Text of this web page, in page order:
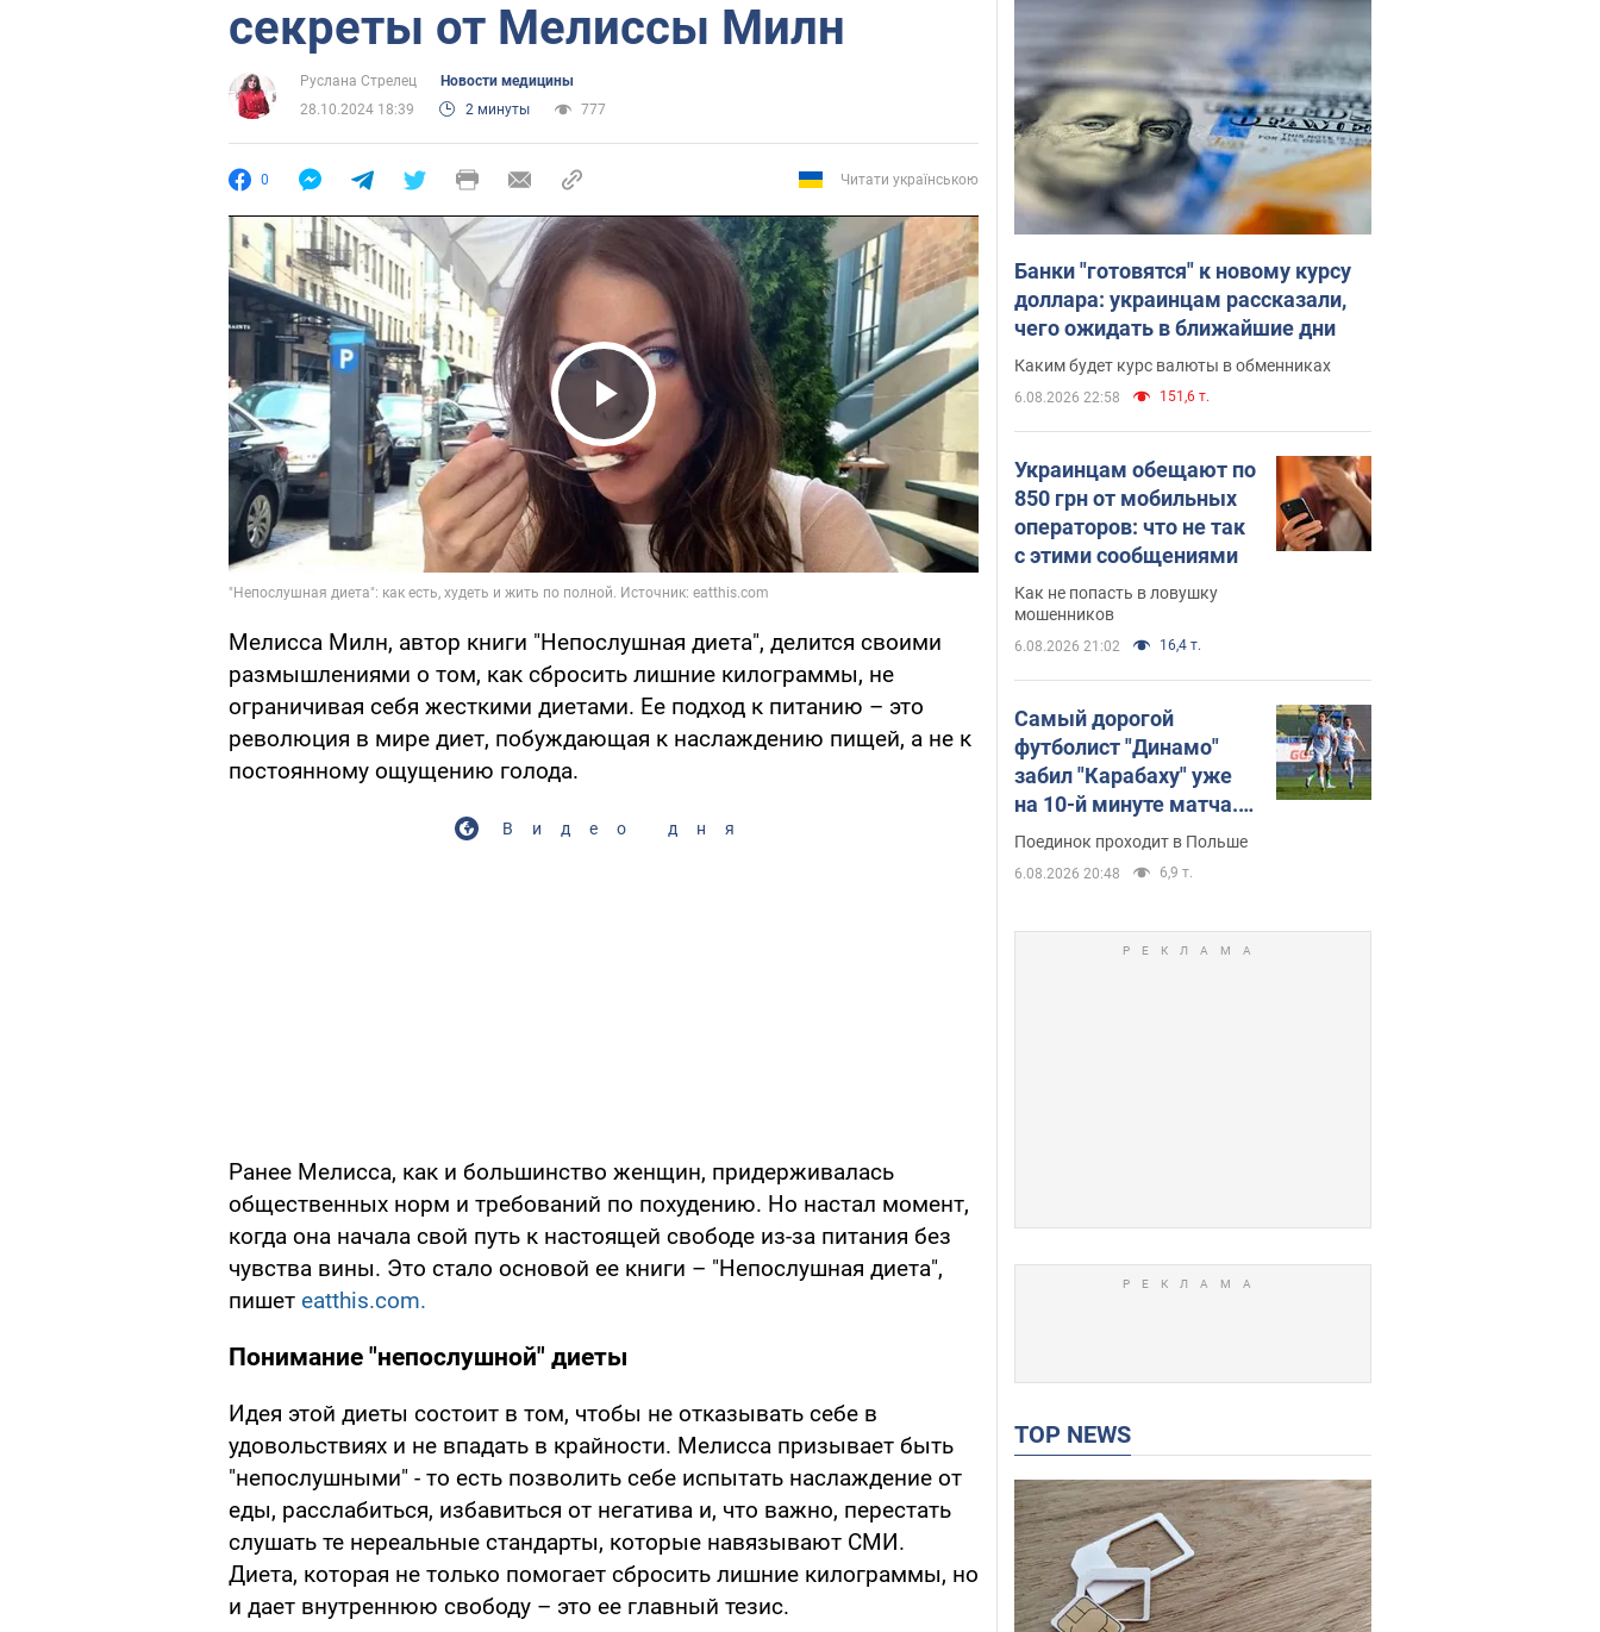
секреты от Мелиссы Милн
Руслана Стрелец
Новости медицины
28.10.2024 18:39
2 минуты 777
0 Читати українською
Play Video
Мелисса Милн, автор книги "Непослушная диета", делится своими
размышлениями о том, как сбросить лишние килограммы, не
ограничивая себя жесткими диетами. Ее подход к питанию – это
революция в мире диет, побуждающая к наслаждению пищей, а не к
постоянному ощущению голода.
Видео дня
Ранее Мелисса, как и большинство женщин, придерживалась
общественных норм и требований по похудению. Но настал момент,
когда она начала свой путь к настоящей свободе из-за питания без
чувства вины. Это стало основой ее книги – "Непослушная диета",
пишет eatthis.com.
Понимание "непослушной" диеты
Идея этой диеты состоит в том, чтобы не отказывать себе в
удовольствиях и не впадать в крайности. Мелисса призывает быть
"непослушными" - то есть позволить себе испытать наслаждение от
еды, расслабиться, избавиться от негатива и, что важно, перестать
слушать те нереальные стандарты, которые навязывают СМИ.
Диета, которая не только помогает сбросить лишние килограммы, но
и дает внутреннюю свободу – это ее главный тезис.
Банки "готовятся" к новому курсу
доллара: украинцам рассказали,
чего ожидать в ближайшие дни
Каким будет курс валюты в обменниках
6.08.2026 22:58 151,6 т.
Украинцам обещают по
850 грн от мобильных
операторов: что не так
с этими сообщениями
Как не попасть в ловушку
мошенников
6.08.2026 21:02 16,4 т.
Самый дорогой
футболист "Динамо"
забил "Карабаху" уже
на 10-й минуте матча.
Видео
Поединок проходит в Польше
6.08.2026 20:48 6,9 т.
TOP NEWS